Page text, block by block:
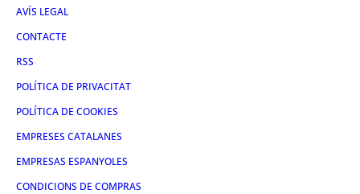
AVÍS LEGAL
CONTACTE
RSS
POLÍTICA DE PRIVACITAT
POLÍTICA DE COOKIES
EMPRESES CATALANES
EMPRESAS ESPANYOLES
CONDICIONS DE COMPRAS